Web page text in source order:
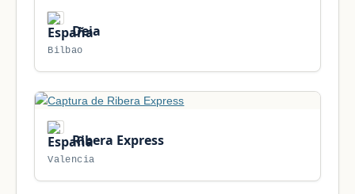
Deia
Bilbao
Ribera Express
Valencia